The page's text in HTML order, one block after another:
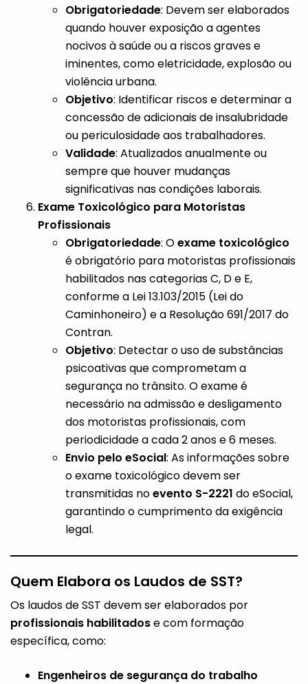
Obrigatoriedade: Devem ser elaborados
quando houver exposição a agentes
nocivos à saúde ou a riscos graves e
iminentes, como eletricidade, explosão ou
violência urbana.
Objetivo: Identificar riscos e determinar a
concessão de adicionais de insalubridade
ou periculosidade aos trabalhadores.
Validade: Atualizados anualmente ou
sempre que houver mudanças
significativas nas condições laborais.
Exame Toxicológico para Motoristas
Profissionais
Obrigatoriedade: Oexame toxicológico
é obrigatório para motoristas profissionais
habilitados nas categorias C, D e E,
conforme a Lei 13.103/2015 (Lei do
Caminhoneiro) e a Resolução 691/2017 do
Contran.
Objetivo: Detectar o uso de substâncias
psicoativas que comprometam a
segurança no trânsito. O exame é
necessário na admissão e desligamento
dos motoristas profissionais, com
periodicidade a cada 2 anos e 6 meses.
Envio pelo eSocial: As informações sobre
o exame toxicológico devem ser
transmitidas noevento S-2221 do eSocial,
garantindo o cumprimento da exigência
legal.
Quem Elabora os Laudos de SST?
Os laudos de SST devem ser elaborados por
profissionais habilitadose com formação
específica, como:
Engenheiros de segurança do trabalho